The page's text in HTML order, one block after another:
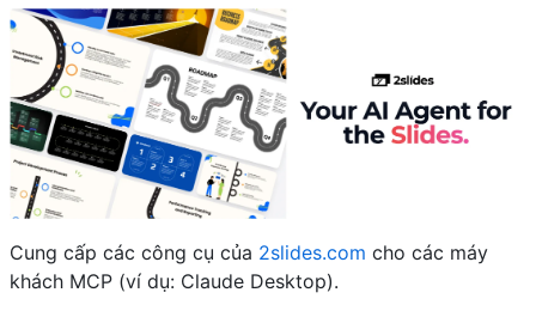
Cung cấp các công cụ của 2slides.com cho các máy
khách MCP (ví dụ: Claude Desktop).